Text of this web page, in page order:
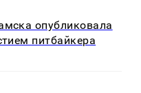
опубликовала
питбайкера